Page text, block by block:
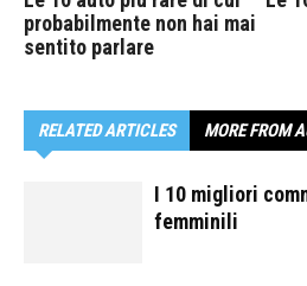
probabilmente non hai mai
sentito parlare
RELATED ARTICLES MORE FROM
I 10 migliori
femminili